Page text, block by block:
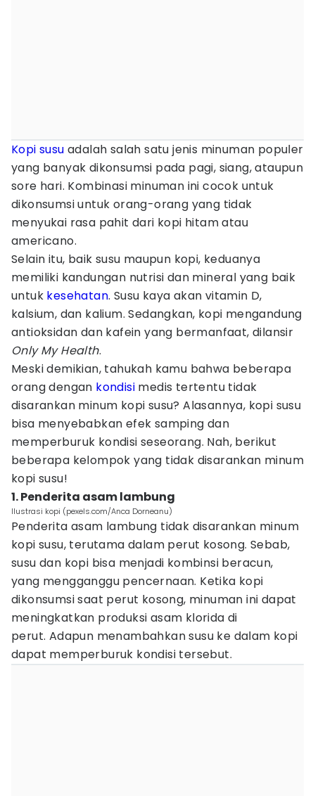
Kopi susu adalah salah satu jenis minuman populer
yang banyak dikonsumsi pada pagi, siang, ataupun
sore hari. Kombinasi minuman ini cocok untuk
dikonsumsi untuk orang-orang yang tidak
menyukai rasa pahit dari kopi hitam atau
americano.
Selain itu, baik susu maupun kopi, keduanya
memiliki kandungan nutrisi dan mineral yang baik
untuk kesehatan. Susu kaya akan vitamin D,
kalsium, dan kalium. Sedangkan, kopi mengandung
antioksidan dan kafein yang bermanfaat, dilansir
Only My Health.
Meski demikian, tahukah kamu bahwa beberapa
orang dengan kondisi medis tertentu tidak
disarankan minum kopi susu? Alasannya, kopi susu
bisa menyebabkan efek samping dan
memperburuk kondisi seseorang. Nah, berikut
beberapa kelompok yang tidak disarankan minum
kopi susu!
1. Penderita asam lambung
Ilustrasi kopi (pexels.com/Anca Dorneanu)
Penderita asam lambung tidak disarankan minum
kopi susu, terutama dalam perut kosong. Sebab,
susu dan kopi bisa menjadi kombinsi beracun,
yang mengganggu pencernaan. Ketika kopi
dikonsumsi saat perut kosong, minuman ini dapat
meningkatkan produksi asam klorida di
perut. Adapun menambahkan susu ke dalam kopi
dapat memperburuk kondisi tersebut.